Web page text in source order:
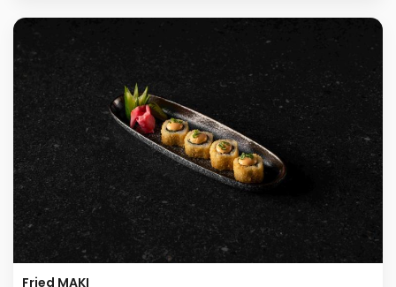
Fried MAKI